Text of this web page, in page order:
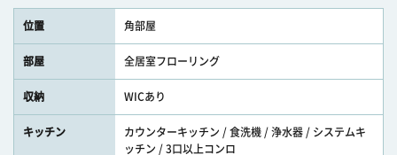
位置 角部屋
部屋 全居室フローリング
収納 WICあり
キッチン
カウンターキッチン / 食洗機 / 浄水器 / システムキ
ッチン / 3口以上コンロ